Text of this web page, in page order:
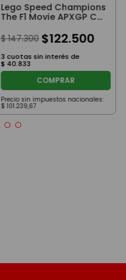
Lego Speed Champions
The F1 Movie APXGP Car
$ 147.300 $122.500
3 cuotas sin interés de
$ 40.833
COMPRAR
Precio sin impuestos nacionales:
$ 101.239,67